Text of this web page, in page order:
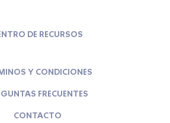
DE RECURSOS
Y CONDICIONES
FRECUENTES
CONTACTO